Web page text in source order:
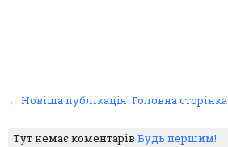
← Новіша публікація Головна сторінка
Тут немає коментарівБудь першим!